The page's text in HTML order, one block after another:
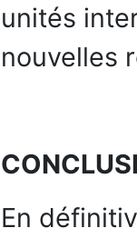
unités
nouvelles
En